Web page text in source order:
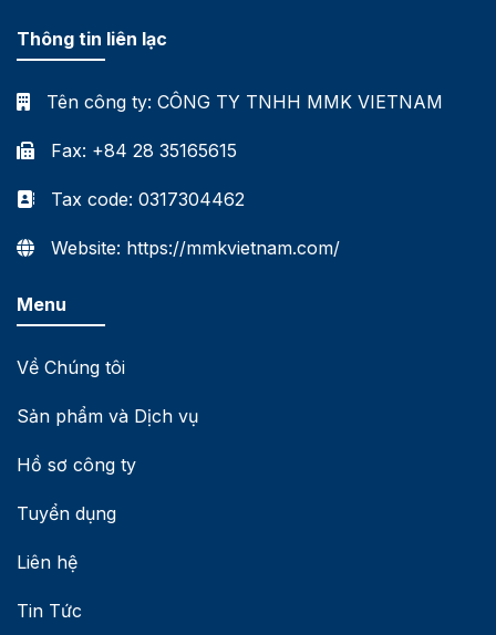
Thông tin liên lạc
Tên công ty: CÔNG TY TNHH MMK VIETNAM
Fax: +84 28 35165615
Tax code: 0317304462
Website: https://mmkvietnam.com/
Menu
Về Chúng tôi
Sản phẩm và Dịch vụ
Hồ sơ công ty
Tuyển dụng
Liên hệ
Tin Tức